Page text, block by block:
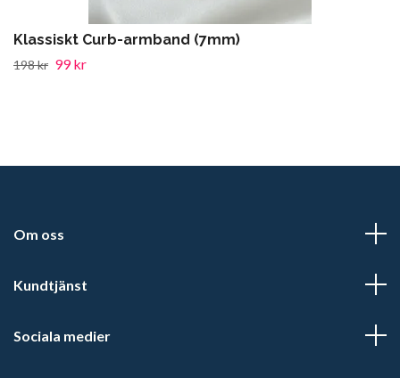
Klassiskt Curb-armband (7mm)
198 kr 99 kr
Om oss
Kundtjänst
Sociala medier